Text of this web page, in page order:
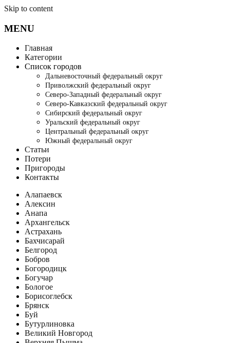
Skip to content
MENU
Главная
Категории
Список городов
Дальневосточный федеральный округ
Приволжский федеральный округ
Северо-Западный федеральный округ
Северо-Кавказский федеральный округ
Сибирский федеральный округ
Уральский федеральный округ
Центральный федеральный округ
Южный федеральный округ
Статьи
Потери
Пригороды
Контакты
Алапаевск
Алексин
Анапа
Архангельск
Астрахань
Бахчисарай
Белгород
Бобров
Богородицк
Богучар
Бологое
Борисоглебск
Брянск
Буй
Бутурлиновка
Великий Новгород